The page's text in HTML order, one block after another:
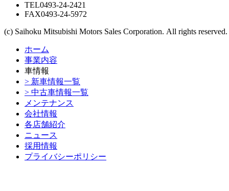
TEL0493-24-2421
FAX0493-24-5972
(c) Saihoku Mitsubishi Motors Sales Corporation. All rights reserved.
ホーム
事業内容
車情報
> 新車情報一覧
> 中古車情報一覧
メンテナンス
会社情報
各店舗紹介
ニュース
採用情報
プライバシーポリシー